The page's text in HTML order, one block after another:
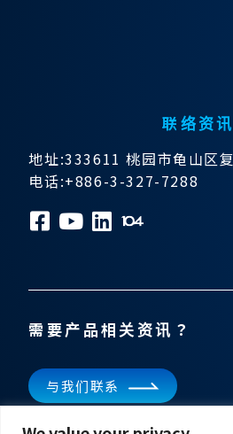
联络资讯
地址:333611 桃园市龟山区
电话:+886-3-327-7288
需要产品相关资讯？
与我们联系